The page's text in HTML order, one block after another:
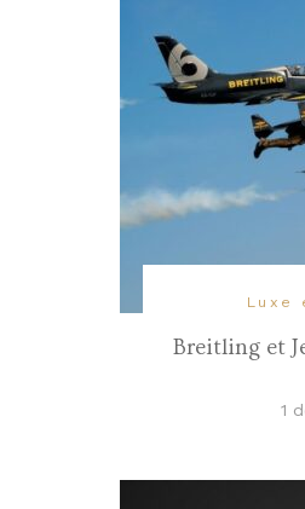
Luxe
Breitling et
1